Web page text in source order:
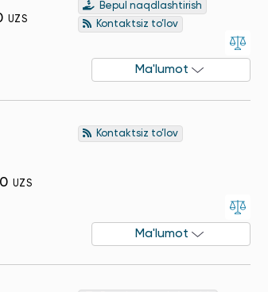
UZS
Bepul naqdlashtirish
Kontaktsiz to’lov
Ma'lumot
UZS
Kontaktsiz to’lov
Ma'lumot